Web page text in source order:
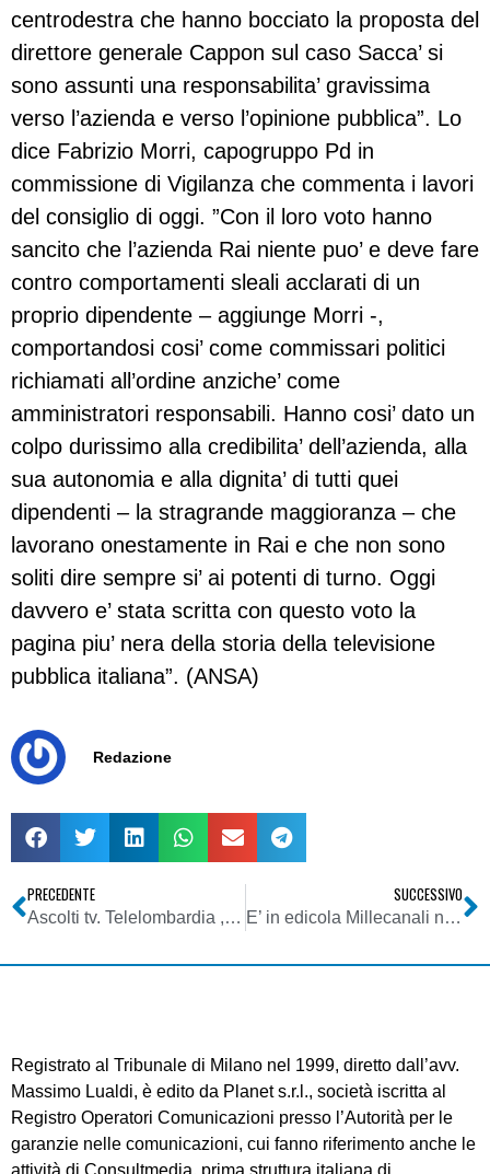
centrodestra che hanno bocciato la proposta del
direttore generale Cappon sul caso Sacca’ si
sono assunti una responsabilita’ gravissima
verso l’azienda e verso l’opinione pubblica”. Lo
dice Fabrizio Morri, capogruppo Pd in
commissione di Vigilanza che commenta i lavori
del consiglio di oggi. ”Con il loro voto hanno
sancito che l’azienda Rai niente puo’ e deve fare
contro comportamenti sleali acclarati di un
proprio dipendente – aggiunge Morri -,
comportandosi cosi’ come commissari politici
richiamati all’ordine anziche’ come
amministratori responsabili. Hanno cosi’ dato un
colpo durissimo alla credibilita’ dell’azienda, alla
sua autonomia e alla dignita’ di tutti quei
dipendenti – la stragrande maggioranza – che
lavorano onestamente in Rai e che non sono
soliti dire sempre si’ ai potenti di turno. Oggi
davvero e’ stata scritta con questo voto la
pagina piu’ nera della storia della televisione
pubblica italiana”. (ANSA)
Redazione
PRECEDENTE
Ascolti tv. Telelombardia ,Telecity, Antennatre: il trio vincente delle emittenti locali
SUCCESSIVO
E’ in edicola Millecanali n. 380, Agosto 2008
Registrato al Tribunale di Milano nel 1999, diretto dall’avv.
Massimo Lualdi, è edito da Planet s.r.l., società iscritta al
Registro Operatori Comunicazioni presso l’Autorità per le
garanzie nelle comunicazioni, cui fanno riferimento anche le